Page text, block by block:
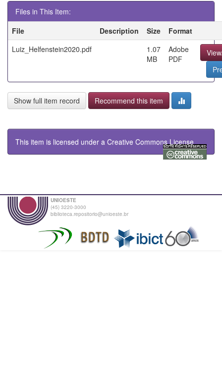
Files in This Item:
File
Description Size
Format
Luiz_Helfenstein2020.pdf
1.07
MB
Adobe
PDF
Show full item record Recommend this item
This item is licensed under a Creative Commons License
UNIOESTE
(45) 3220-3000
biblioteca.repositorio@unioeste.br